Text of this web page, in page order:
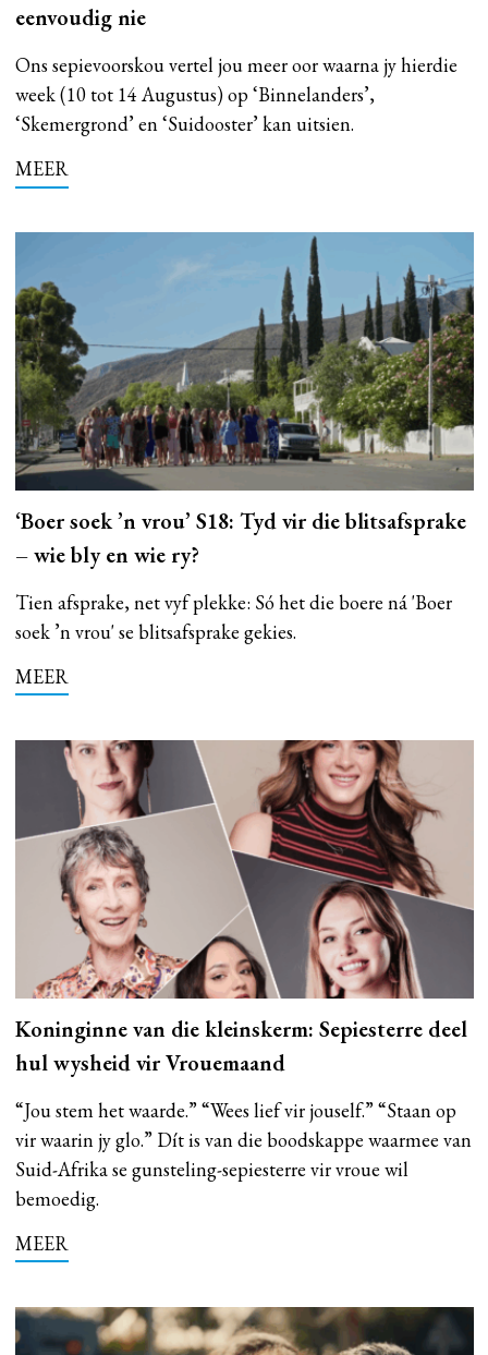
eenvoudig nie
Ons sepievoorskou vertel jou meer oor waarna jy hierdie
week (10 tot 14 Augustus) op ‘Binnelanders’,
‘Skemergrond’ en ‘Suidooster’ kan uitsien.
MEER
‘Boer soek ’n vrou’ S18: Tyd vir die blitsafsprake
– wie bly en wie ry?
Tien afsprake, net vyf plekke: Só het die boere ná 'Boer
soek ’n vrou' se blitsafsprake gekies.
MEER
Koninginne van die kleinskerm: Sepiesterre deel
hul wysheid vir Vrouemaand
“Jou stem het waarde.” “Wees lief vir jouself.” “Staan op
vir waarin jy glo.” Dít is van die boodskappe waarmee van
Suid-Afrika se gunsteling-sepiesterre vir vroue wil
bemoedig.
MEER